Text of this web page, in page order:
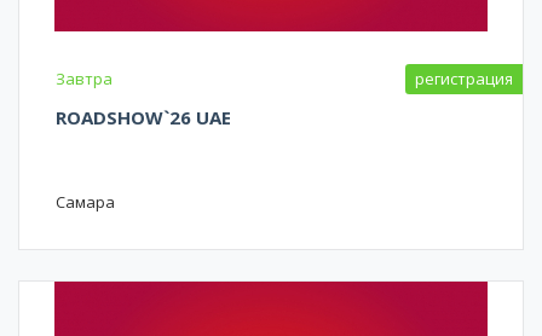
Завтра регистрация
ROADSHOW`26 UAE
Самара